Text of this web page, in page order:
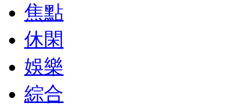
焦點
休閑
娛樂
綜合